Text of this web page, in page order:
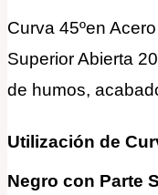
Curva 45ºen
Superior Abierta
de humos,
Utilización de
Negro con Parte